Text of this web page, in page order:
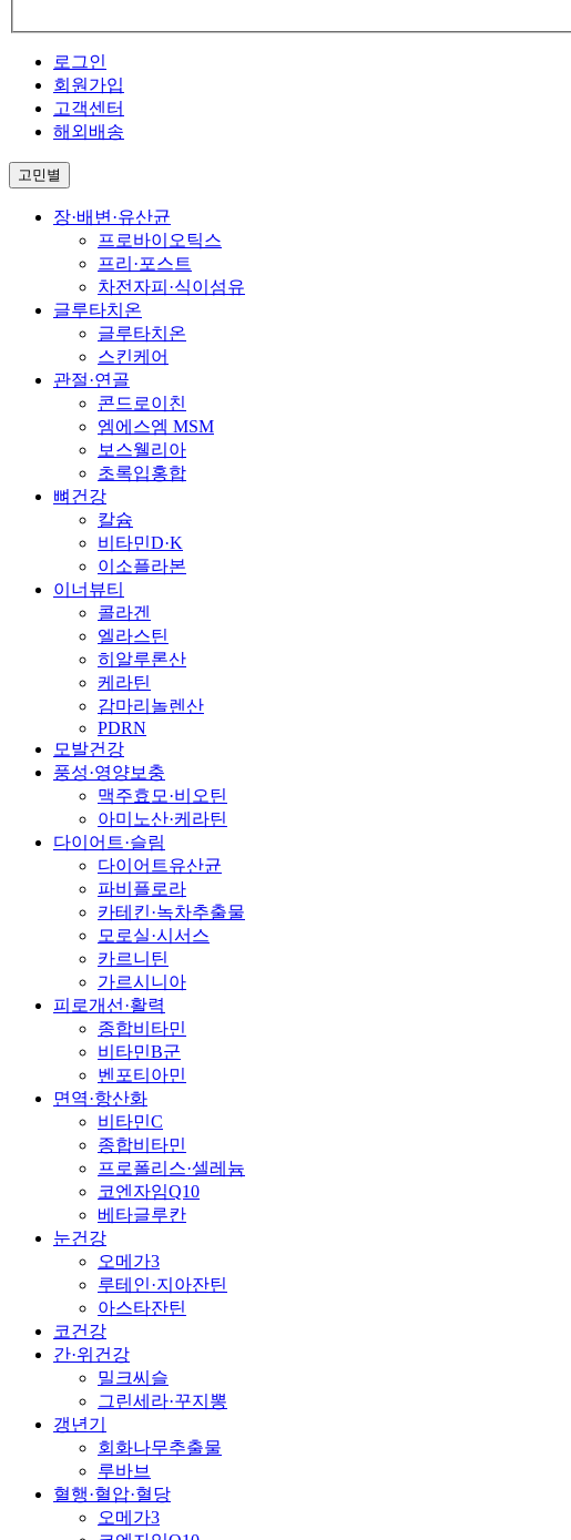
로그인
회원가입
고객센터
해외배송
고민별
장·배변·유산균
프로바이오틱스
프리·포스트
차전자피·식이섬유
글루타치온
글루타치온
스킨케어
관절·연골
콘드로이친
엠에스엠 MSM
보스웰리아
초록입홍합
뼈건강
칼슘
비타민D·K
이소플라본
이너뷰티
콜라겐
엘라스틴
히알루론산
케라틴
감마리놀렌산
PDRN
모발건강
풍성·영양보충
맥주효모·비오틴
아미노산·케라틴
다이어트·슬림
다이어트유산균
파비플로라
카테킨·녹차추출물
모로실·시서스
카르니틴
가르시니아
피로개선·활력
종합비타민
비타민B군
벤포티아민
면역·항산화
비타민C
종합비타민
프로폴리스·셀레늄
코엔자임Q10
베타글루칸
눈건강
오메가3
루테인·지아잔틴
아스타잔틴
코건강
간·위건강
밀크씨슬
그린세라·꾸지뽕
갱년기
회화나무추출물
루바브
혈행·혈압·혈당
오메가3